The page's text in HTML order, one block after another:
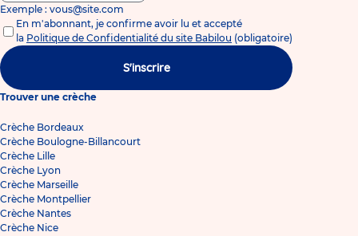
Exemple : vous@site.com
En m'abonnant, je confirme avoir lu et accepté
la Politique de Confidentialité du site Babilou (obligatoire)
S'inscrire
Trouver une crèche
Crèche Bordeaux
Crèche Boulogne-Billancourt
Crèche Lille
Crèche Lyon
Crèche Marseille
Crèche Montpellier
Crèche Nantes
Crèche Nice